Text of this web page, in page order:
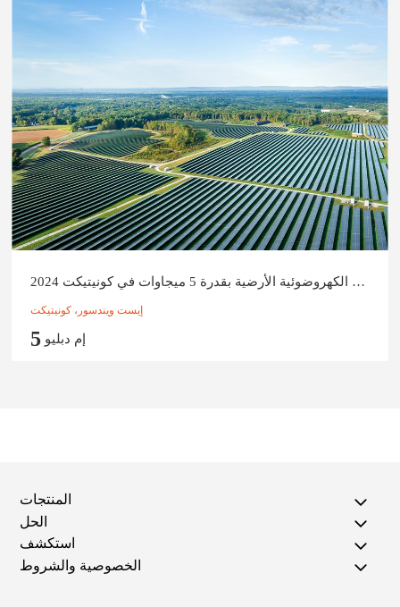
محطة توليد الطاقة الكهروضوئية الأرضية بقدرة 5 ميجاوات في كونيتيكت 2024
إيست ويندسور، كونيتيكت
5 إم دبليو
المنتجات
الحل
استكشف
الخصوصية والشروط